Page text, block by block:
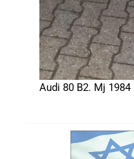
Audi 80 B2. Mj 1984